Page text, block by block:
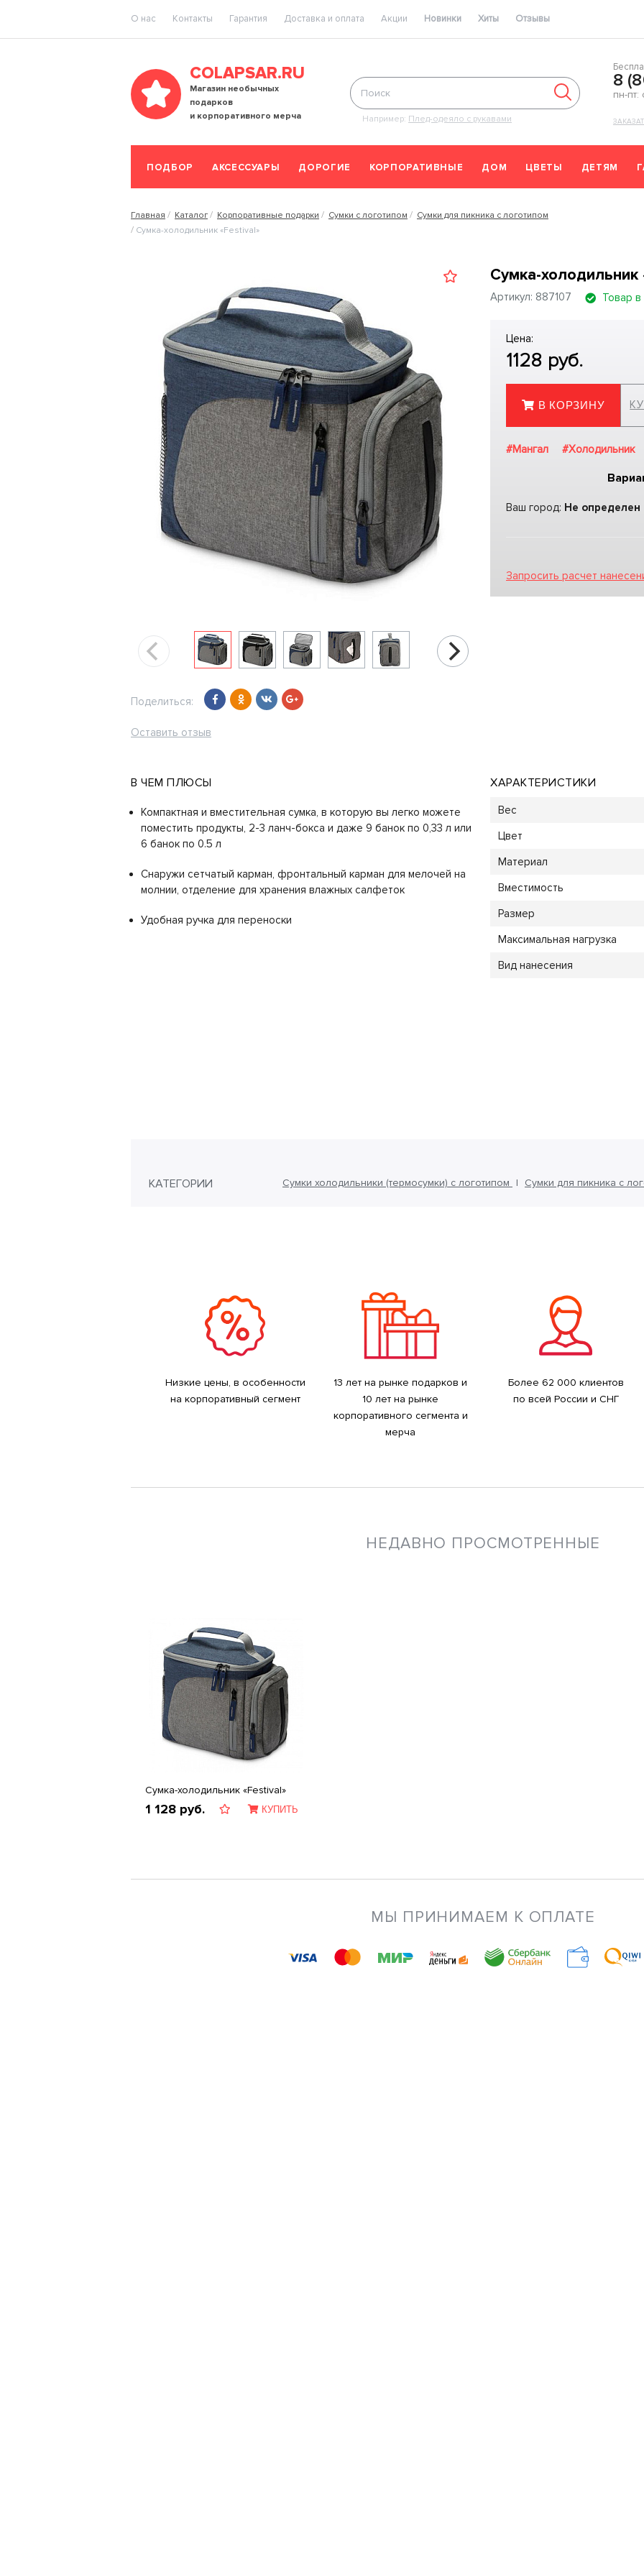
O нас Контакты Гарантия Доставка и оплата Акции Новинки Хиты Отзывы
COLAPSAR.RU
Магазин необычных
подарков
и корпоративного мерча
Например: Плед-одеяло с рукавами
8
пн-пт:
ПОДБОР АКСЕССУАРЫ ДОРОГИЕ КОРПОРАТИВНЫЕ ДОМ ЦВЕТЫ ДЕТЯМ
Главная Каталог Корпоративные подарки Сумки с логотипом
Сумки для пикника с логотипом
Сумка-холодильник «Festival»
Поделиться:
Оставить отзыв
Сумка-холодильник
Артикул: 887107 Товар в
Цена:
1128 руб.
В КОРЗИНУ
#Мангал #Холодильник
Ваш город: Не определен
Запросить расчет
В ЧЕМ ПЛЮСЫ
Компактная и вместительная сумка, в которую вы легко можете
поместить продукты, 2-3 ланч-бокса и даже 9 банок по 0,33 л или
6 банок по 0.5 л
Снаружи сетчатый карман, фронтальный карман для мелочей на
молнии, отделение для хранения влажных салфеток
Удобная ручка для переноски
ХАРАКТЕРИСТИКИ
Вес
Цвет
Материал
Вместимость
Размер
Максимальная нагрузка
Вид нанесения
КАТЕГОРИИ Сумки холодильники (термосумки) с логотипом Сумки для пикника с
Низкие цены, в особенности
на корпоративный сегмент
13 лет на рынке подарков и
10 лет на рынке
корпоративного сегмента и
мерча
Более 62 000 клиентов
по всей России и СНГ
НЕДАВНО ПРОСМОТРЕННЫЕ
Сумка-холодильник «Festival»
1 128 руб. КУПИТЬ
МЫ ПРИНИМАЕМ К ОПЛАТЕ